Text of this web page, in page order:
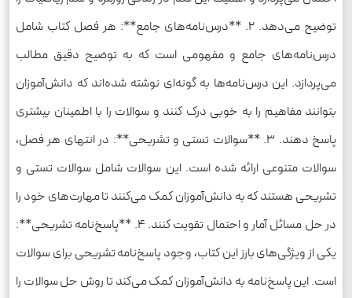
توضیح می‌دهد. 2. **درس‌نامه‌های جامع**: هر فصل کتاب شامل
درس‌نامه‌های جامع و مفهومی است که به توضیح دقیق مطالب
می‌پردازد. این درس‌نامه‌ها به گونه‌ای نوشته شده‌اند که دانش‌آموزان
بتوانند مفاهیم را به خوبی درک کنند و سوالات را با اطمینان بیشتری
پاسخ دهند. 3. **سوالات تستی و تشریحی**: در انتهای هر فصل،
سوالات متنوعی ارائه شده است. این سوالات شامل سوالات تستی و
تشریحی هستند که به دانش‌آموزان کمک می‌کنند تا مهارت‌های خود را
در حل مسائل آمار و احتمال تقویت کنند. 4. **پاسخ‌نامه تشریحی**:
یکی از ویژگی‌های بارز این کتاب، وجود پاسخ‌نامه تشریحی برای سوالات
است. این پاسخ‌نامه به دانش‌آموزان کمک می‌کند تا روش حل سوالات را